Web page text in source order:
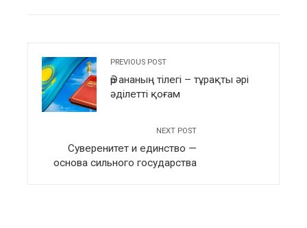
PREVIOUS POST
Әр ананың тілегі – тұрақты әрі
әділетті қоғам
NEXT POST
Суверенитет и единство —
основа сильного государства